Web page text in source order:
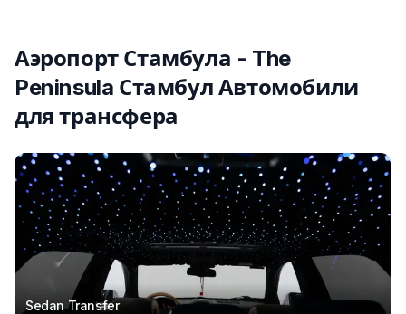
Аэропорт Стамбула - The
Peninsula Стамбул Автомобили
для трансфера
Sedan Transfer